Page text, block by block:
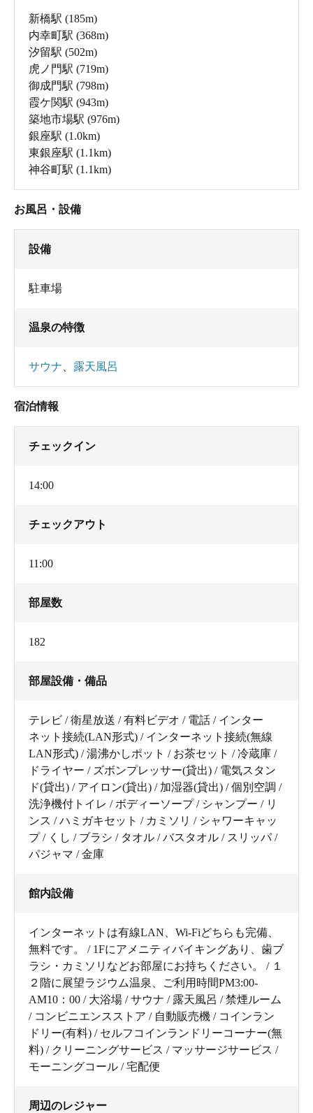
新橋駅 (185m)
内幸町駅 (368m)
汐留駅 (502m)
虎ノ門駅 (719m)
御成門駅 (798m)
霞ケ関駅 (943m)
築地市場駅 (976m)
銀座駅 (1.0km)
東銀座駅 (1.1km)
神谷町駅 (1.1km)
お風呂・設備
設備
駐車場
温泉の特徴
サウナ 露天風呂
宿泊情報
チェックイン
14:00
チェックアウト
11:00
部屋数
182
部屋設備・備品
テレビ / 衛星放送 / 有料ビデオ / 電話 / インター
ネット接続(LAN形式) / インターネット接続(無線
LAN形式) / 湯沸かしポット / お茶セット / 冷蔵庫 /
ドライヤー / ズボンプレッサー(貸出) / 電気スタン
ド(貸出) / アイロン(貸出) / 加湿器(貸出) / 個別空調 /
洗浄機付トイレ / ボディーソープ / シャンプー / リ
ンス / ハミガキセット / カミソリ / シャワーキャッ
プ / くし / ブラシ / タオル / バスタオル / スリッパ /
パジャマ / 金庫
館内設備
インターネットは有線LAN、Wi-Fiどちらも完備、
無料です。 / 1Fにアメニティバイキングあり、歯ブ
ラシ・カミソリなどお部屋にお持ちください。 / １
２階に展望ラジウム温泉、ご利用時間PM3:00-
AM10：00 / 大浴場 / サウナ / 露天風呂 / 禁煙ルーム
/ コンビニエンスストア / 自動販売機 / コインラン
ドリー(有料) / セルフコインランドリーコーナー(無
料) / クリーニングサービス / マッサージサービス /
モーニングコール / 宅配便
周辺のレジャー